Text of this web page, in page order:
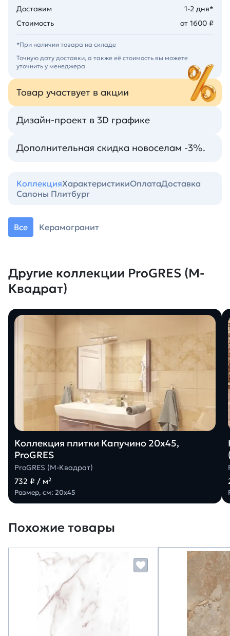
Доставим
1-2 дня*
Стоимость
от 1600 ₽
*При наличии товара на складе
Точную дату доставки, а также её стоимость вы можете
уточнить у менеджера
Товар участвует в акции
Дизайн-проект в 3D графике
Дополнительная скидка новоселам -3%.
КоллекцияХарактеристикиОплатаДоставка
Салоны Плитбург
Все Керамогранит
Другие коллекции ProGRES (М-
Квадрат)
Коллекция плитки Капучино 20х45,
ProGRES
ProGRES (М-Квадрат)
732 ₽ / м²
Размер, см: 20х45
Похожие товары